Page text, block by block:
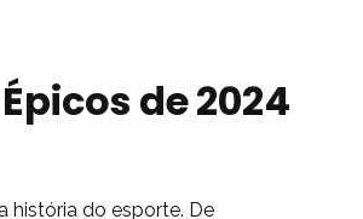
de 2024
história do esporte. De